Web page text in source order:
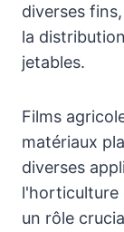
diverses
la
jetables.
Films
matériaux
diverses
l'horticulture
un rôle